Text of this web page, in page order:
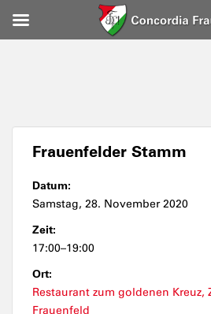
Frauenfelder Stamm
Datum:
Samstag, 28. November 2020
Zeit:
17:00–19:00
Ort:
Restaurant zum goldenen Kreuz,
Frauenfeld